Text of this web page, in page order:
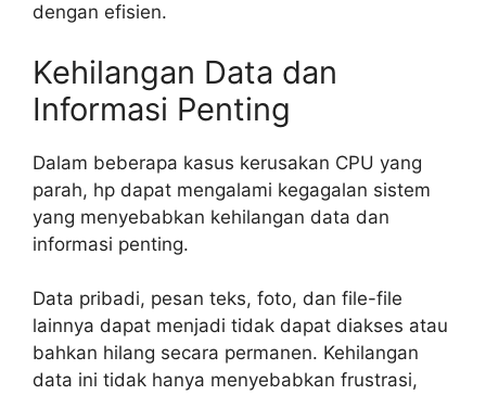
dengan efisien.
Kehilangan Data dan
Informasi Penting
Dalam beberapa kasus kerusakan CPU yang
parah, hp dapat mengalami kegagalan sistem
yang menyebabkan kehilangan data dan
informasi penting.
Data pribadi, pesan teks, foto, dan file-file
lainnya dapat menjadi tidak dapat diakses atau
bahkan hilang secara permanen. Kehilangan
data ini tidak hanya menyebabkan frustrasi,